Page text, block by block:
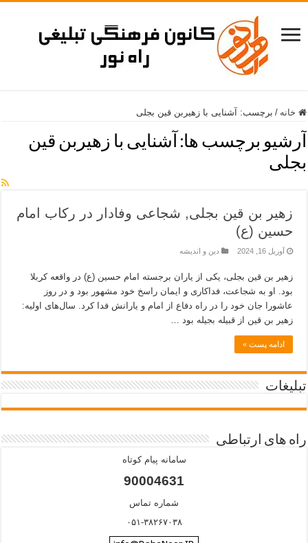
خانه / برچسب: آشنایی با زهیربن قین بجلی
آرشیو برچسب ها: آشنایی با زهیربن قین
بجلی
زهیر بن قین بجلی, شجاعی وفادار در رکاب امام
حسین (ع)
آوریل 16, 2024 دین و اندیشه
زهیر بن قین بجلی، یکی از یاران برجسته امام حسین (ع) در واقعه کربلا
بود. او به شجاعت، فداکاری و ایمان راسخ خود مشهور بود و در روز
عاشورا جان خود را در راه دفاع از امام و یارانش فدا کرد. سال‌های اولیه:
زهیر بن قین از قبیله بجیله بود …
ادامه پست »
تبلیغات
راه های ارتباطی
سامانه پیام کوتاه
90004631
شماره تماس
۰۵۱-۳۸۲۶۷۰۳۸